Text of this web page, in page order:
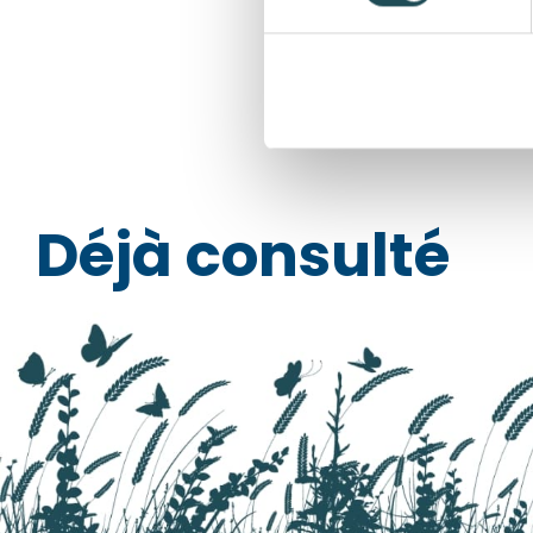
Déjà consulté